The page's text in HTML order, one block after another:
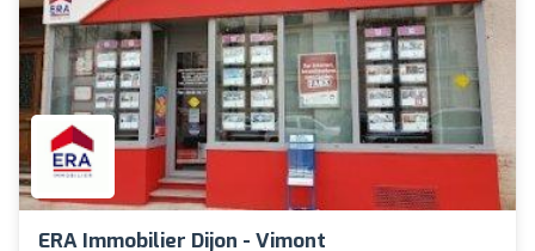
ERA Immobilier Dijon - Vimont